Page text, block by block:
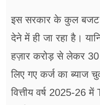
इस सरकार के कुल
देने में ही जा रहा है।
हज़ार करोड़ से लेकर 30
लिए गए कर्ज का ब्याज
वित्तीय वर्ष 2025-